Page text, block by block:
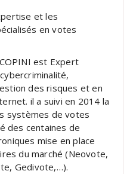
et les
en votes
est Expert
des risques et en
il a suivi en 2014 la
systèmes de votes
des centaines de
mise en place
du marché (Neovote,
Gedivote,…).